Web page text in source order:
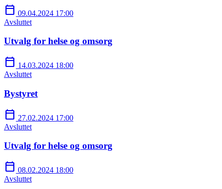
calendar_today 09.04.2024 17:00
Avsluttet
Utvalg for helse og omsorg
calendar_today 14.03.2024 18:00
Avsluttet
Bystyret
calendar_today 27.02.2024 17:00
Avsluttet
Utvalg for helse og omsorg
calendar_today 08.02.2024 18:00
Avsluttet